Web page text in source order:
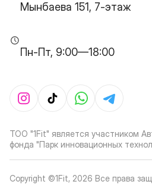
Мынбаева 151, 7-этаж
Пн-Пт, 9:00—18:00
ТОО "1Fit" является участником
фонда "Парк инновационных
Copyright ©1Fit, 2026 Все права